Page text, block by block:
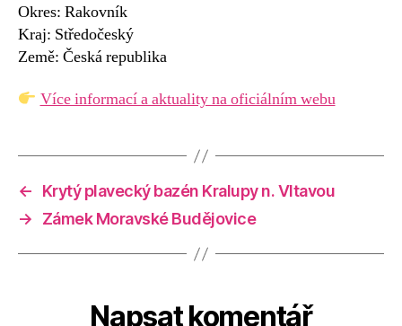
Okres: Rakovník
Kraj: Středočeský
Země: Česká republika
Více informací a aktuality na oficiálním webu
←
Krytý plavecký bazén Kralupy n. Vltavou
→
Zámek Moravské Budějovice
Napsat komentář